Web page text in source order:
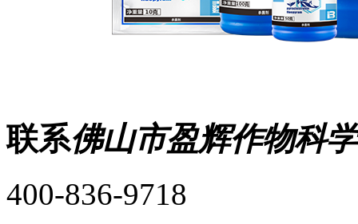
联系佛山市盈辉作物科
400-836-9718